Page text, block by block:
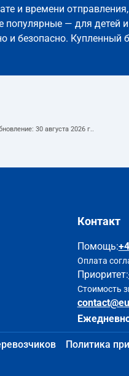
и времени
популярные — для детей
и безопасно. Купленный
30 августа 2026 г..
Контакт
Помощь:
Оплата
Приоритет:
Стоимость
Политика